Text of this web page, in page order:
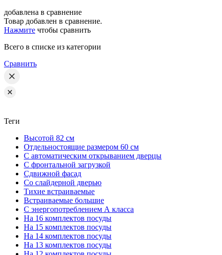
добавлена в сравнение
Товар добавлен в сравнение.
Нажмите чтобы сравнить
Всего в списке из категории
Сравнить
Теги
Высотой 82 см
Отдельностоящие размером 60 см
С автоматическим открыванием дверцы
С фронтальной загрузкой
Сдвижной фасад
Со слайдерной дверью
Тихие встраиваемые
Встраиваемые большие
С энергопотреблением А класса
На 16 комплектов посуды
На 15 комплектов посуды
На 14 комплектов посуды
На 13 комплектов посуды